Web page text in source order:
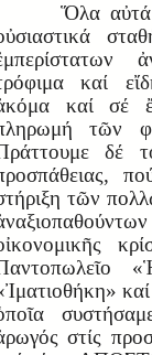
Ὅλα αὐτά
καί
καί σέ
τῶν
δέ
τῶν
στίς